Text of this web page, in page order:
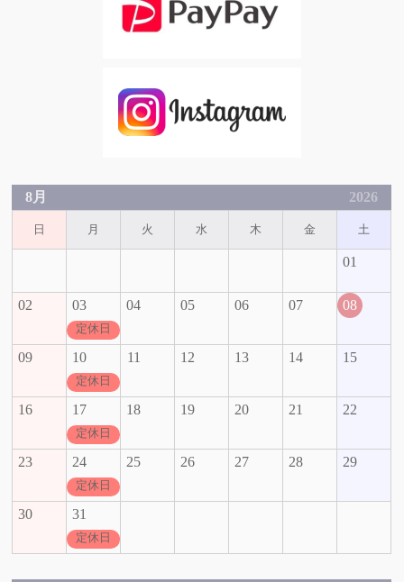
8月 2026
日 月 火 水 木 金 土
01
02 03
定休日
04 05 06 07 08
09 10
定休日
11 12 13 14 15
16 17
定休日
18 19 20 21 22
23 24
定休日
25 26 27 28 29
30 31
定休日